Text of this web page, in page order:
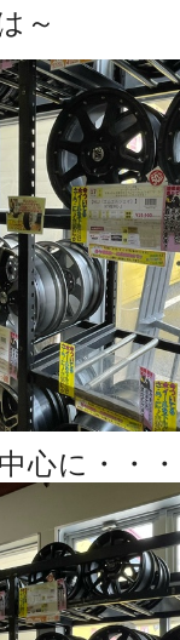
～
心に・・・